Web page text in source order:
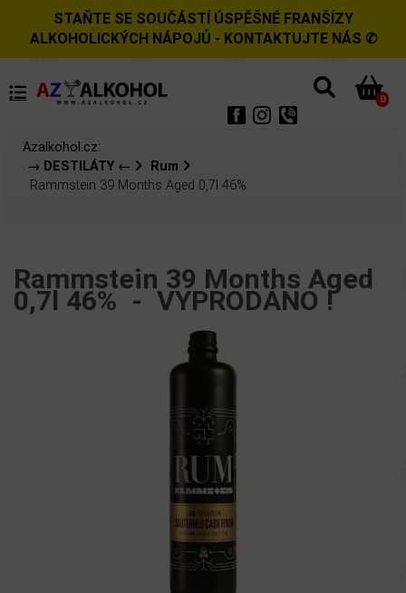
STAŇTE SE SOUČÁSTÍ ÚSPĚŠNÉ FRANŠÍZY
ALKOHOLICKÝCH NÁPOJŮ - KONTAKTUJTE NÁS ✆
0
Azalkohol.cz:
→ DESTILÁTY ←
Rum
Rammstein 39 Months Aged 0,7l 46%
Rammstein 39 Months Aged
0,7l 46% - VYPRODÁNO !